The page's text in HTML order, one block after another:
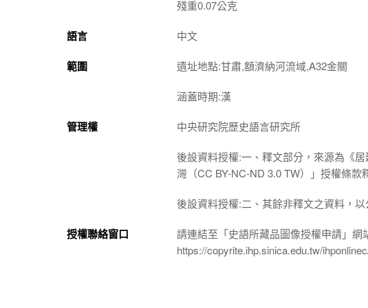
殘重0.07公克
語言 中文
範圍 遺址地點:甘肅,額濟納河流域,A32金關
涵蓋時期:漢
管理權 中央研究院歷史語言研究所
後設資料授權:一、釋文部分，來源為《
灣（CC BY-NC-ND 3.0 TW）」授權條款
後設資料授權:二、其餘非釋文之資料，
授權聯絡窗口
請連結至「史語所藏品圖像授權申請」網
https://copyrite.ihp.sinica.edu.tw/